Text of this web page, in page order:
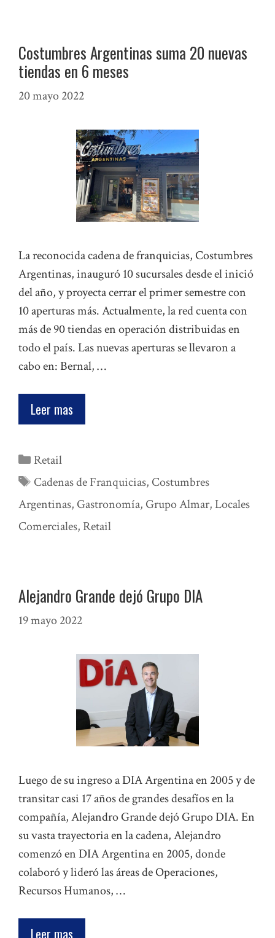
Costumbres Argentinas suma 20 nuevas
tiendas en 6 meses
20 mayo 2022
La reconocida cadena de franquicias, Costumbres
Argentinas, inauguró 10 sucursales desde el inició
del año, y proyecta cerrar el primer semestre con
10 aperturas más. Actualmente, la red cuenta con
más de 90 tiendas en operación distribuidas en
todo el país. Las nuevas aperturas se llevaron a
cabo en: Bernal, …
Leer mas
Categorías
Retail
Etiquetas
Cadenas de Franquicias, Costumbres
Argentinas, Gastronomía, Grupo Almar,Locales
Comerciales, Retail
Alejandro Grande dejó Grupo DIA
19 mayo 2022
Luego de su ingreso a DIA Argentina en 2005 y de
transitar casi 17 años de grandes desafíos en la
compañía, Alejandro Grande dejó Grupo DIA. En
su vasta trayectoria en la cadena, Alejandro
comenzó en DIA Argentina en 2005, donde
colaboró y lideró las áreas de Operaciones,
Recursos Humanos, …
Leer mas